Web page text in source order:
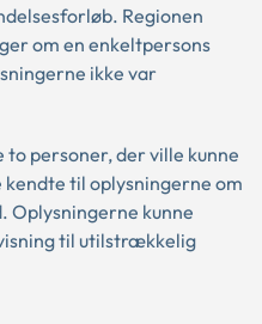
Regionen
om en enkeltpersons
ikke var
personer, der ville kunne
til oplysningerne om
Oplysningerne kunne
til utilstrækkelig